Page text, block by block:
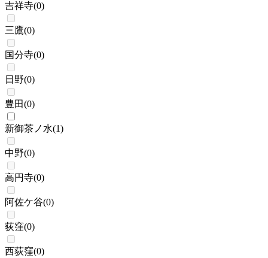
吉祥寺(0)
三鷹(0)
国分寺(0)
日野(0)
豊田(0)
新御茶ノ水(1)
中野(0)
高円寺(0)
阿佐ケ谷(0)
荻窪(0)
西荻窪(0)